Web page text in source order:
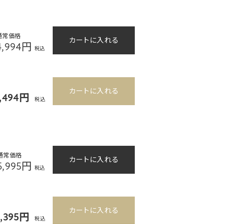
常価格
円 税込
カートに入れる
円 税込
カートに入れる
常価格
円 税込
カートに入れる
円 税込
カートに入れる